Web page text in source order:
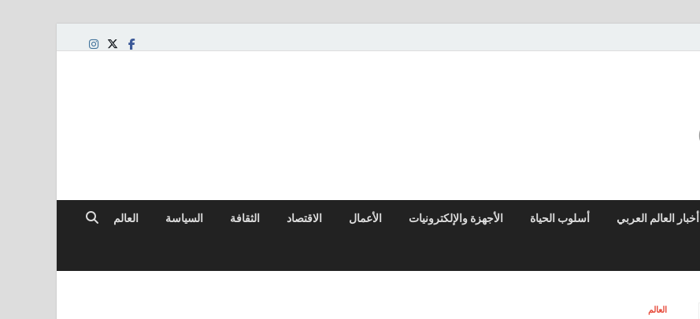
أخبار العالم العربي أسلوب الحياة الأجهزة والإلكترونيات الأعمال الاقتصاد الثقافة السياسة العالم
العالم